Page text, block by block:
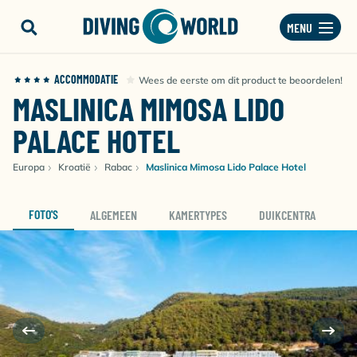
MENU
ACCOMMODATIE Wees de eerste om dit product te beoordelen!
MASLINICA MIMOSA LIDO
PALACE HOTEL
Europa Kroatië Rabac Maslinica Mimosa Lido Palace Hotel
FOTO'S ALGEMEEN KAMERTYPES DUIKCENTRA